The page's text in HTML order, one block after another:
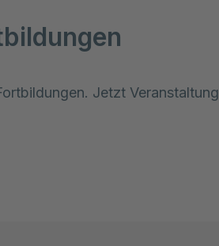
Jetzt Veranstaltung